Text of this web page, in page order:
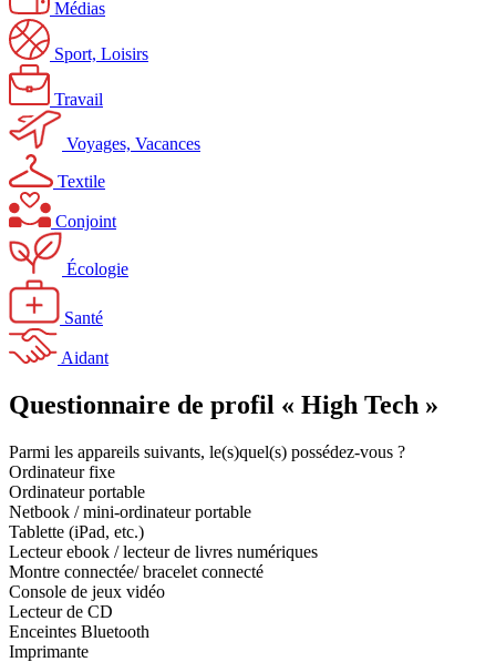
Médias
Sport, Loisirs
Travail
Voyages, Vacances
Textile
Conjoint
Écologie
Santé
Aidant
Questionnaire de profil « High Tech »
Parmi les appareils suivants, le(s)quel(s) possédez-vous ?
Ordinateur fixe
Ordinateur portable
Netbook / mini-ordinateur portable
Tablette (iPad, etc.)
Lecteur ebook / lecteur de livres numériques
Montre connectée/ bracelet connecté
Console de jeux vidéo
Lecteur de CD
Enceintes Bluetooth
Imprimante